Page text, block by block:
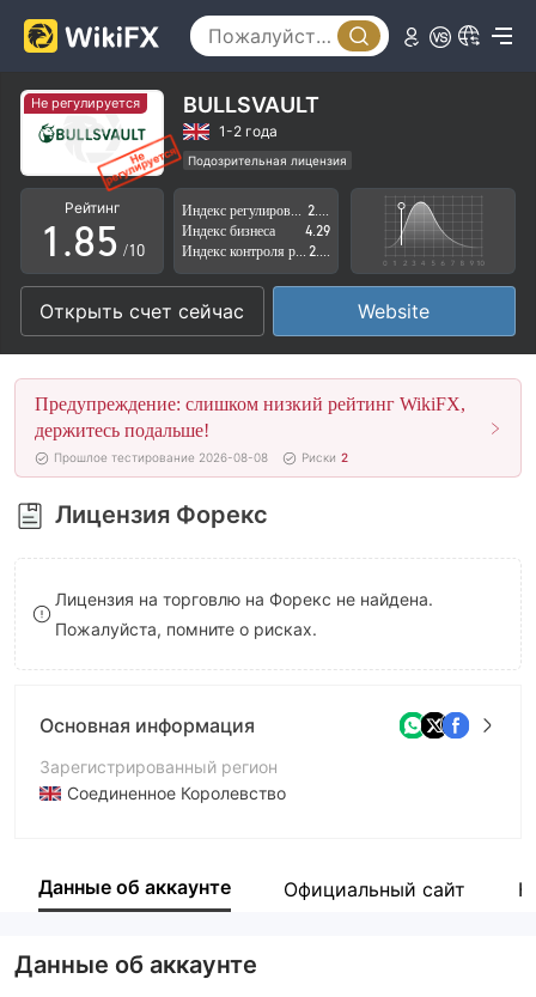
Не регулируется BULLSVAULT
1-2 года
Подозрительная лицензия
Регион деятельности подозрителен
Высокие потенциальные риски
Рейтинг
0
1
2
3
4
5
6
7
8
9
.
4
5
6
7
8
9
1
2
3
4
5
6
7
8
9
/10
Индекс бизнеса
4.29
Открыть счет сейчас Website
Предупреждение: слишком низкий рейтинг WikiFX,
держитесь подальше!
Прошлое тестирование 2026-08-08 Риски 2
Лицензия Форекс
Лицензия на торговлю на Форекс не найдена.
Пожалуйста, помните о рисках.
Основная информация
Зарегистрированный регион
Соединенное Королевство
Компания
Данные об аккаунте Официальный сайт
Данные об аккаунте